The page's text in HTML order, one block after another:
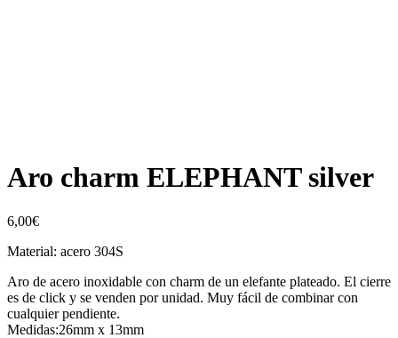
Aro charm ELEPHANT silver
6,00€
Material: acero 304S
Aro de acero inoxidable con charm de un elefante plateado. El cierre
es de click y se venden por unidad. Muy fácil de combinar con
cualquier pendiente.
Medidas:26mm x 13mm